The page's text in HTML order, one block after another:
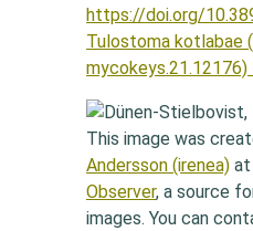
https://doi.org/
Tulostoma kotlabae
mycokeys.21.12176)
This image was
Andersson (irenea) at
Observer, a source
images. You can